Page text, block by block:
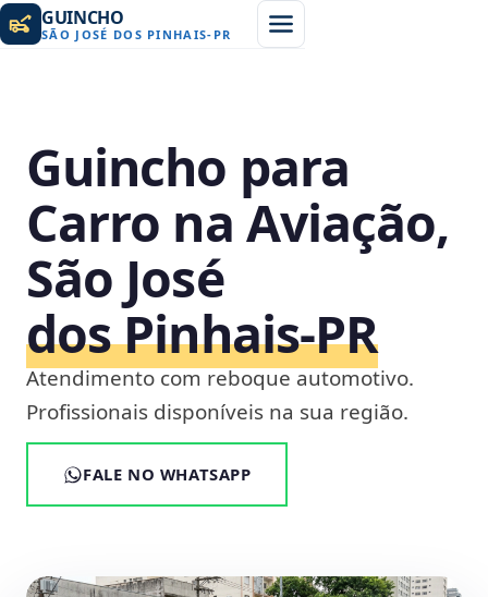
GUINCHO
SÃO JOSÉ DOS PINHAIS- PR
Guincho para
Carro na Aviação,
São José
dos Pinhais‑PR
Atendimento com reboque automotivo.
Profissionais disponíveis na sua região.
FALE NO WHATSAPP